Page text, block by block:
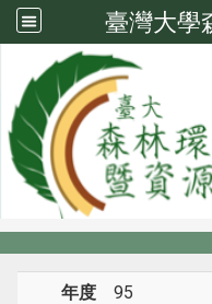
臺灣大學
系所成員
系所成員
年度 95